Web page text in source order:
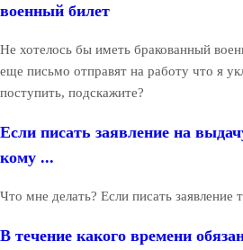
военный билет
Не хотелось бы иметь бракованный
еще письмо отправят на работу что я
поступить, подскажите?
Если писать заявление на
кому ...
Что мне делать? Если писать заявление
В течение какого времени